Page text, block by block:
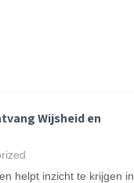
Wijsheid en
helpt inzicht te krijgen in